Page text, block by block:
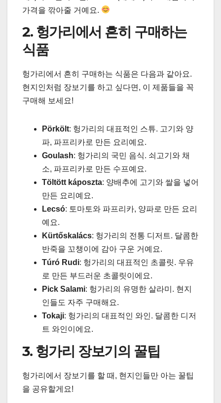
가격을 깎아줄 거예요.
2. 헝가리에서 흔히 구매하는
식품
헝가리에서 흔히 구매하는 식품은 다음과 같아요.
현지인처럼 장보기를 하고 싶다면, 이 제품들을 꼭
구매해 보세요!
Pörkölt: 헝가리의 대표적인 스튜. 고기와 양
파, 파프리카로 만든 요리예요.
Goulash: 헝가리의 국민 음식. 쇠고기와 채
소, 파프리카로 만든 수프예요.
Töltött káposzta: 양배추에 고기와 쌀을 넣어
만든 요리예요.
Lecsó: 토마토와 파프리카, 양파로 만든 요리
예요.
Kürtőskalács: 헝가리의 전통 디저트. 달콤한
반죽을 꼬챙이에 감아 구운 거예요.
Túró Rudi: 헝가리의 대표적인 초콜릿. 우유
로 만든 부드러운 초콜릿이에요.
Pick Salami: 헝가리의 유명한 살라미. 현지
인들도 자주 구매해요.
Tokaji: 헝가리의 대표적인 와인. 달콤한 디저
트 와인이에요.
3. 헝가리 장보기의 꿀팁
헝가리에서 장보기를 할 때, 현지인들만 아는 꿀팁
을 공유할게요!